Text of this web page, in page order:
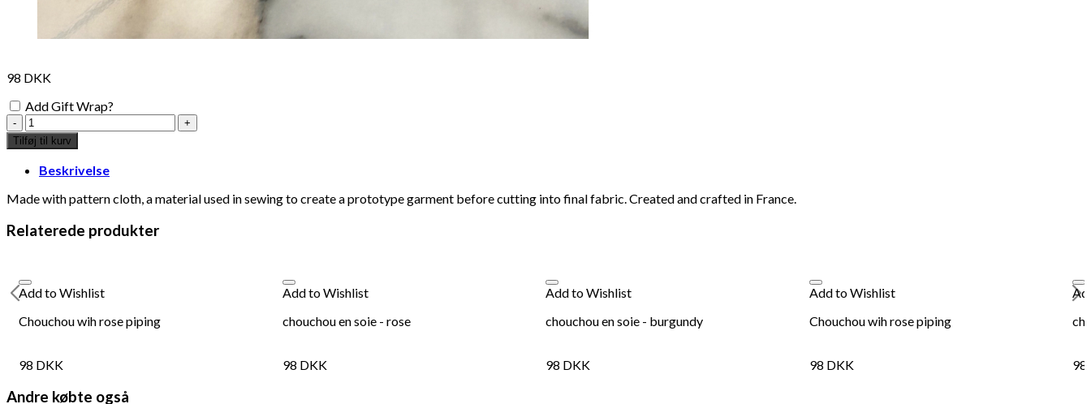
98 DKK
Add Gift Wrap?
Chouchou
with
green
piping
antal
Tilføj til kurv
Beskrivelse
Made with pattern cloth, a material used in sewing to create a prototype garment before cutting into final fabric. Created and crafted in France.
Relaterede produkter
Add to Wishlist
Chouchou wih rose piping
98 DKK
Add to Wishlist
chouchou en soie - rose
98 DKK
Add to Wishlist
chouchou en soie - burgundy
98 DKK
Add to Wishlist
Chouchou wih rose piping
98 DKK 98
Andre købte også